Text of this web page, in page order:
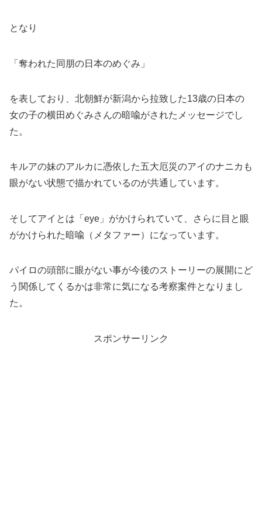
となり
「奪われた同朋の日本のめぐみ」
を表しており、北朝鮮が新潟から拉致した13歳の日本の
女の子の横田めぐみさんの暗喩がされたメッセージでし
た。
キルアの妹のアルカに憑依した五大厄災のアイのナニカも
眼がない状態で描かれているのが共通しています。
そしてアイとは「eye」がかけられていて、さらに目と眼
がかけられた暗喩（メタファー）になっています。
パイロの頭部に眼がない事が今後のストーリーの展開にど
う関係してくるかは非常に気になる考察案件となりまし
た。
スポンサーリンク